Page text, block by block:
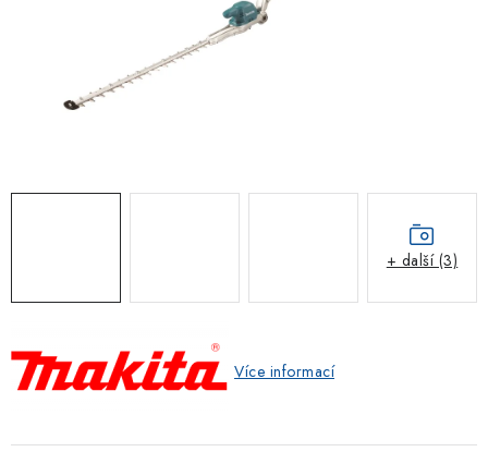
Obchodní podmínky
Podmínky ochrany osobních údajů
Moje objednávka / odstoupení od smlouvy
Více informací
+ další (3)